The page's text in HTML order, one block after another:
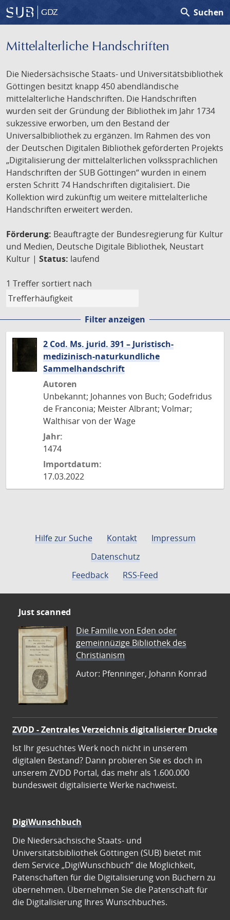
GDZ search Suchen
Mittelalterliche Handschriften
Die Niedersächsische Staats- und Universitätsbibliothek
Göttingen besitzt knapp 450 abendländische
mittelalterliche Handschriften. Die Handschriften
wurden seit der Gründung der Bibliothek im Jahr 1734
sukzessive erworben, um den Bestand der
Universalbibliothek zu ergänzen. Im Rahmen des von
der Deutschen Digitalen Bibliothek geförderten Projekts
„Digitalisierung der mittelalterlichen volkssprachlichen
Handschriften der SUB Göttingen“ wurden in einem
ersten Schritt 74 Handschriften digitalisiert. Die
Kollektion wird zukünftig um weitere mittelalterliche
Handschriften erweitert werden.
Förderung: Beauftragte der Bundesregierung für Kultur
und Medien, Deutsche Digitale Bibliothek, Neustart
Kultur | Status: laufend
1 Treffer sortiert nach
Filter anzeigen
2 Cod. Ms. jurid. 391 – Juristisch-
medizinisch-naturkundliche
Sammelhandschrift
Autoren
Unbekannt; Johannes von Buch; Godefridus
de Franconia; Meister Albrant; Volmar;
Walthisar von der Wage
Jahr:
1474
Importdatum:
17.03.2022
Hilfe zur Suche Kontakt
Impressum
Datenschutz
Feedback
RSS-Feed
Just scanned
Die Familie von Eden oder
gemeinnüzige Bibliothek des
Christianism
Autor: Pfenninger, Johann Konrad
ZVDD - Zentrales Verzeichnis digitalisierter Drucke
Ist Ihr gesuchtes Werk noch nicht in unserem
digitalen Bestand? Dann probieren Sie es doch in
unserem ZVDD Portal, das mehr als 1.600.000
bundesweit digitalisierte Werke nachweist.
DigiWunschbuch
Die Niedersächsische Staats- und
Universitätsbibliothek Göttingen (SUB) bietet mit
dem Service „DigiWunschbuch” die Möglichkeit,
Patenschaften für die Digitalisierung von Büchern zu
übernehmen. Übernehmen Sie die Patenschaft für
die Digitalisierung Ihres Wunschbuches.